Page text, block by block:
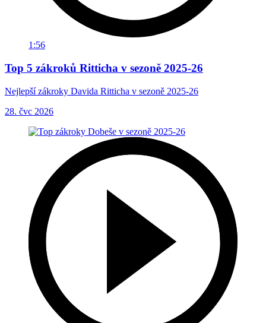
1:56
Top 5 zákroků Ritticha v sezoně 2025-26
Nejlepší zákroky Davida Ritticha v sezoně 2025-26
28. čvc 2026